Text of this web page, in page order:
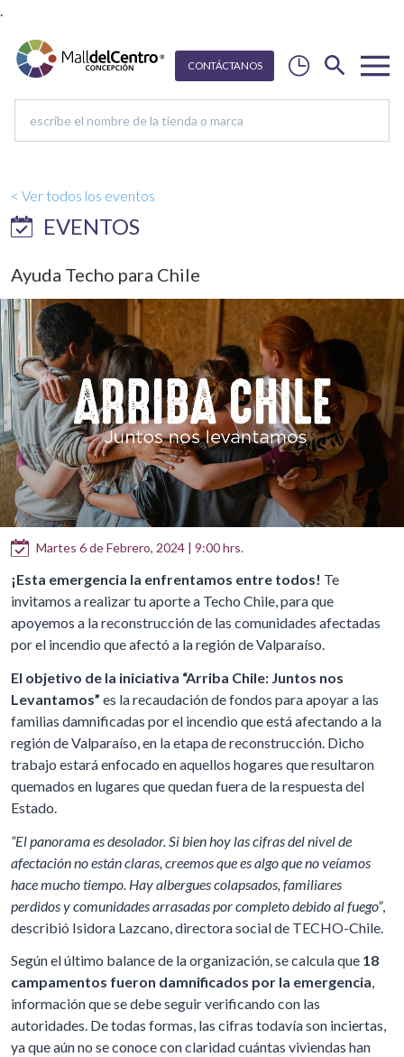
.
CONTÁCTANOS
< Ver todos los eventos
EVENTOS
Ayuda Techo para Chile
Martes 6 de Febrero, 2024 | 9:00 hrs.
¡Esta emergencia la enfrentamos entre todos! Te
invitamos a realizar tu aporte a Techo Chile, para que
apoyemos a la reconstrucción de las comunidades afectadas
por el incendio que afectó a la región de Valparaíso.
El objetivo de la iniciativa “Arriba Chile: Juntos nos
Levantamos” es la recaudación de fondos para apoyar a las
familias damnificadas por el incendio que está afectando a la
región de Valparaíso, en la etapa de reconstrucción. Dicho
trabajo estará enfocado en aquellos hogares que resultaron
quemados en lugares que quedan fuera de la respuesta del
Estado.
“El panorama es desolador. Si bien hoy las cifras del nivel de
afectación no están claras, creemos que es algo que no veíamos
hace mucho tiempo. Hay albergues colapsados, familiares
perdidos y comunidades arrasadas por completo debido al fuego”,
describió Isidora Lazcano, directora social de TECHO-Chile.
Según el último balance de la organización, se calcula que 18
campamentos fueron damnificados por la emergencia,
información que se debe seguir verificando con las
autoridades. De todas formas, las cifras todavía son inciertas,
ya que aún no se conoce con claridad cuántas viviendas han